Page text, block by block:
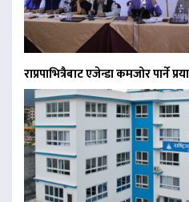
राप्रपाभित्रैबाट एजेन्डा कमजोर पार्ने